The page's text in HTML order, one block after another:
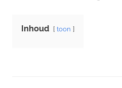
Inhoud toon